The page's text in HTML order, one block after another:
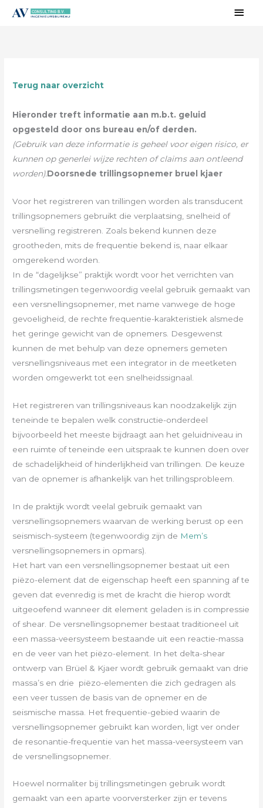
Terug naar overzicht
Hieronder treft informatie aan m.b.t. geluid
opgesteld door ons bureau en/of derden.
(Gebruik van deze informatie is geheel voor eigen risico, er
kunnen op generlei wijze rechten of claims aan ontleend
worden).Doorsnede trillingsopnemer bruel kjaer
Voor het registreren van trillingen worden als transducent
trillingsopnemers gebruikt die verplaatsing, snelheid of
versnelling registreren. Zoals bekend kunnen deze
grootheden, mits de frequentie bekend is, naar elkaar
omgerekend worden.
In de “dagelijkse” praktijk wordt voor het verrichten van
trillings­metingen tegenwoordig veelal gebruik gemaakt van
een versnel­lingsopnemer, met name vanwege de hoge
gevoeligheid, de rechte frequentie-karakteristiek alsmede
het geringe gewicht van de opnemers. Desgewenst
kunnen de met behulp van deze opnemers gemeten
versnellingsniveaus met een integrator in de meetketen
worden omgewerkt tot een snelheidssignaal.
Het registreren van trillingsniveaus kan noodzakelijk zijn
tenein­de te bepalen welk constructie-onderdeel
bijvoorbeeld het meeste bijdraagt aan het geluidniveau in
een ruimte of tenein­de een uitspraak te kunnen doen over
de schadelijkheid of hinderlijkheid van trillingen. De keuze
van de opnemer is afhankelijk van het trillingsprobleem.
In de praktijk wordt veelal gebruik gemaakt van
versnellings­opnemers waarvan de werking berust op een
seismisch-systeem (tegenwoordig zijn de Mem’s
versnellingsopnemers in opmars).
Het hart van een versnellingsopnemer bestaat uit een
piëzo-element dat de eigenschap heeft een spanning af te
geven dat evenredig is met de kracht die hierop wordt
uitgeoefend wanneer dit element geladen is in compressie
of shear. De versnellingsopnemer bestaat traditioneel uit
een massa-veersysteem bestaande uit een reactie-massa
en de veer van het piëzo-element. In het delta-shear
ontwerp van Brüel & Kjaer wordt gebruik gemaakt van drie
massa’s en drie piëzo-elementen die zich gedragen als
een veer tussen de basis van de opnemer en de
seismische massa. Het frequentie-gebied waarin de
versnellingsopnemer gebruikt kan worden, ligt ver onder
de resonantie-frequentie van het massa-veersysteem van
de versnellings­opnemer.
Hoewel normaliter bij trillingsmetingen gebruik wordt
gemaakt van een aparte voorversterker zijn er tevens